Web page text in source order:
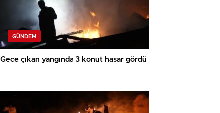
GÜNDEM
Gece çıkan yangında 3 konut hasar gördü